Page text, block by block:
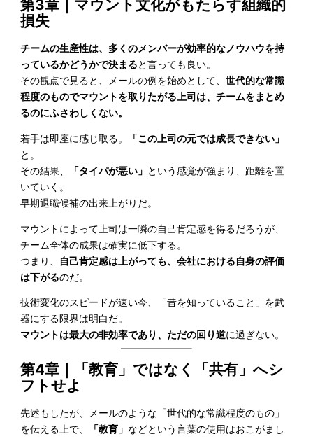
第3章
マウント文化がもたらす組織的
損失
チームの生産性は、多くのメンバーが効率的なノウハウを持
っているかどうかで決まると言っても良い。
その観点で見ると、メールの例を始めとして、世代的な常識
程度のものでマウントを取りたがる上司は、チームをまとめ
るのにふさわしくない。
若手は即座に感じ取る。
「この上司の元では成長できない」
と。
その結果、
「タイパが悪い」 という感覚が強まり、距離を置
いていく。
早期退職候補の出来上がりだ。
マウントによって上司は一瞬の自己肯定感を得るだろうが、
チーム全体の成果は確実に低下する。
つまり、
自己肯定感は上がっても、会社における自身の評価
は下がるのだ。
技術変化のスピードが速い今、「昔を知っていること」を武
器にする限界は明白だ。
マウントは最大の非効率であり、ただの回り道に過ぎない。
第4章
「教育」ではなく「共有」へシ
フトせよ
先述もしたが、メールのような「世代的な常識程度のもの」
を伝える上で、
「教育」 などという言葉の使用はおこがまし